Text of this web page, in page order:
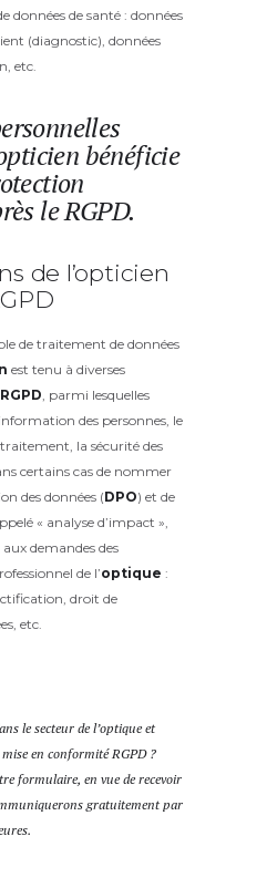
données de santé : données
(diagnostic), données
etc.
bénéficie
le RGPD.
de l’opticien
de traitement de données
est tenu à diverses
RGPD , parmi lesquelles
des personnes, le
la sécurité des
certains cas de nommer
des données (DPO) et de
« analyse d’impact »,
demandes des
de l’optique :
droit de
etc.
le secteur de l’optique et
en conformité RGPD ?
formulaire, en vue de recevoir
gratuitement par